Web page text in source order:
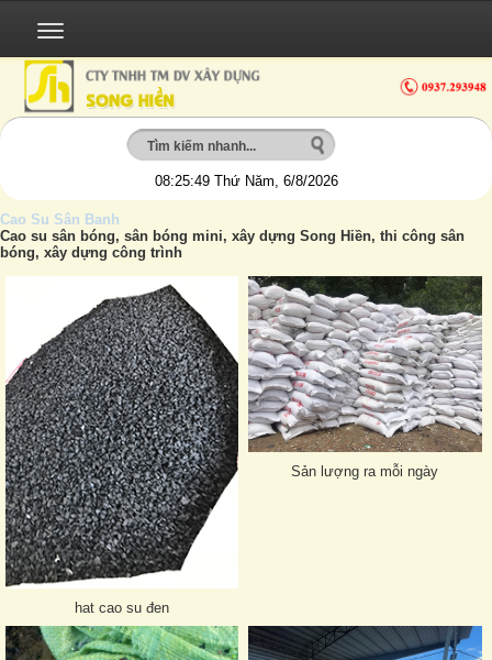
08:25:50 Thứ Năm, 6/8/2026
Cao Su Sân Banh
Cao su sân bóng, sân bóng mini, xây dựng Song Hiền, thi công sân
bóng, xây dựng công trình
hat cao su đen
Sản lượng ra mỗi ngày